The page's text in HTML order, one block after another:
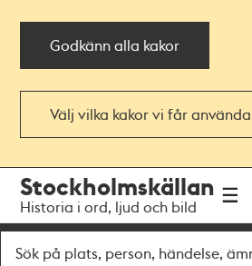
Godkänn alla kakor
Välj vilka kakor vi får använda
navigationen
huvudinnehållet
Stockholmskällan
Historia i ord, ljud och bild